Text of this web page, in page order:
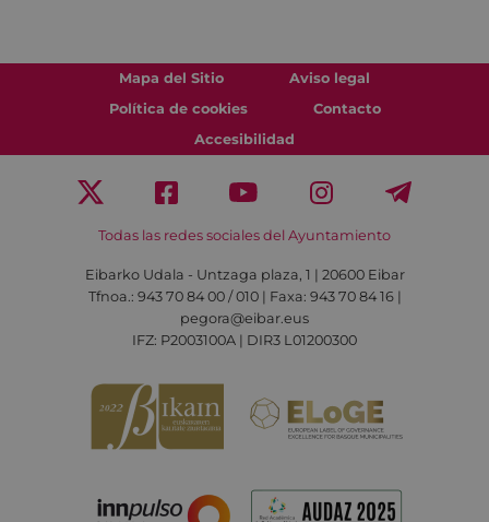
Mapa del Sitio
Aviso legal
Política de cookies
Contacto
Accesibilidad
Todas las redes sociales del Ayuntamiento
Eibarko Udala - Untzaga plaza, 1 | 20600 Eibar
Tfnoa.: 943 70 84 00 / 010 | Faxa: 943 70 84 16 |
pegora@eibar.eus
IFZ: P2003100A | DIR3 L01200300